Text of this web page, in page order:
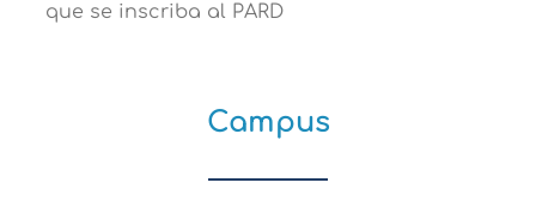
que se inscriba al PARD
Campus